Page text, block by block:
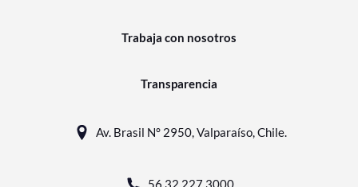
Trabaja con nosotros
Transparencia
Av. Brasil N° 2950, Valparaíso, Chile.